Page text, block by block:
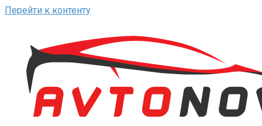
Перейти к контенту